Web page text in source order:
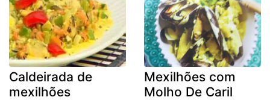
Caldeirada de
mexilhões
Mexilhões com
Molho De Caril